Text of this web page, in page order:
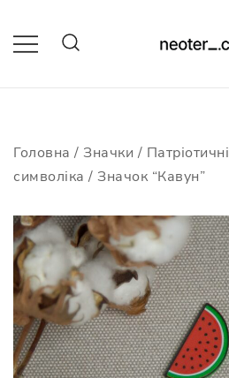
content
Головна / Значки / Патріотичні
символіка / Значок “Кавун”